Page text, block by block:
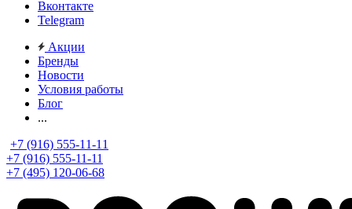
Вконтакте
Telegram
Акции
Бренды
Новости
Условия работы
Блог
...
+7 (916) 555-11-11
+7 (916) 555-11-11
+7 (495) 120-06-68